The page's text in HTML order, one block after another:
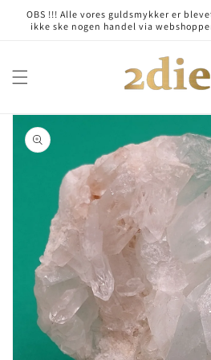
Skip to
content
OBS !!! Alle vores guldsmykker er
ikke ske nogen handel via
Skip to
product
information
Open